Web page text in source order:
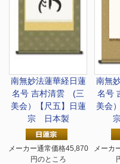
南無妙法蓮華経日蓮
名号 吉村清雲 (三
美会）【尺五】日蓮
宗 日本製
メーカー通常価格45,870
円のところ
南無
名号
美会
メーカ